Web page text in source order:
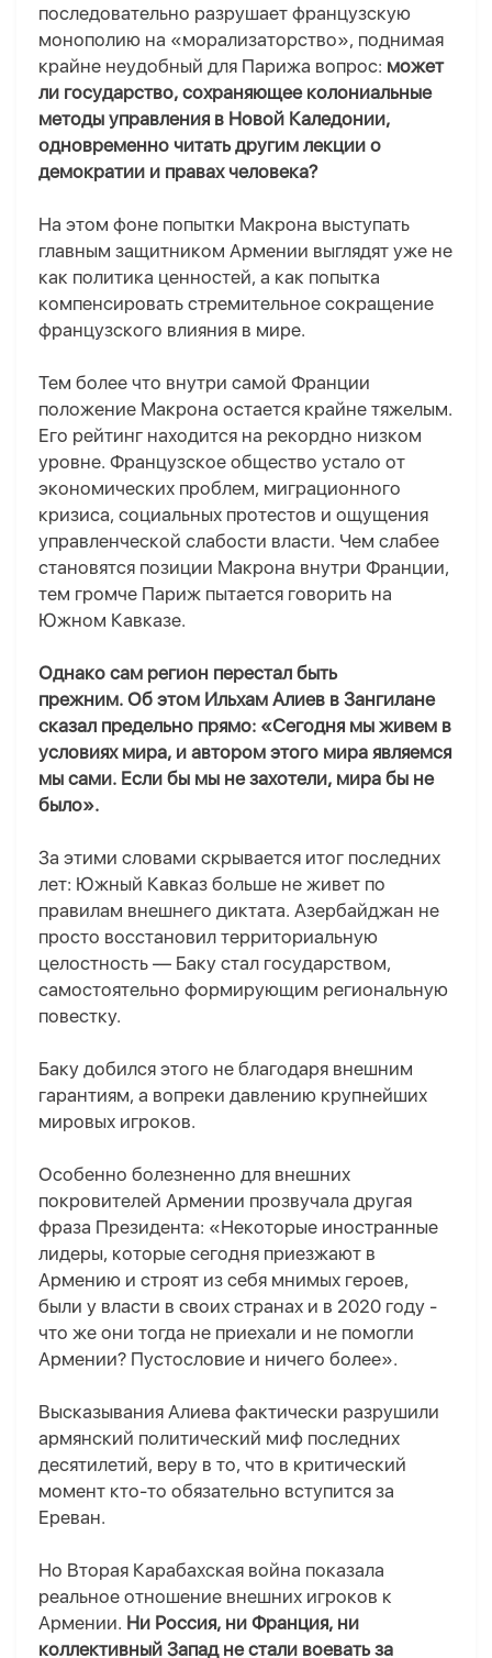
последовательно разрушает французскую
монополию на «морализаторство», поднимая
крайне неудобный для Парижа вопрос: может
ли государство, сохраняющее колониальные
методы управления в Новой Каледонии,
одновременно читать другим лекции о
демократии и правах человека?
На этом фоне попытки Макрона выступать
главным защитником Армении выглядят уже не
как политика ценностей, а как попытка
компенсировать стремительное сокращение
французского влияния в мире.
Тем более что внутри самой Франции
положение Макрона остается крайне тяжелым.
Его рейтинг находится на рекордно низком
уровне. Французское общество устало от
экономических проблем, миграционного
кризиса, социальных протестов и ощущения
управленческой слабости власти. Чем слабее
становятся позиции Макрона внутри Франции,
тем громче Париж пытается говорить на
Южном Кавказе.
Однако сам регион перестал быть
прежним. Об этом Ильхам Алиев в Зангилане
сказал предельно прямо: «Сегодня мы живем в
условиях мира, и автором этого мира являемся
мы сами. Если бы мы не захотели, мира бы не
было».
За этими словами скрывается итог последних
лет: Южный Кавказ больше не живет по
правилам внешнего диктата. Азербайджан не
просто восстановил территориальную
целостность — Баку стал государством,
самостоятельно формирующим региональную
повестку.
Баку добился этого не благодаря внешним
гарантиям, а вопреки давлению крупнейших
мировых игроков.
Особенно болезненно для внешних
покровителей Армении прозвучала другая
фраза Президента: «Некоторые иностранные
лидеры, которые сегодня приезжают в
Армению и строят из себя мнимых героев,
были у власти в своих странах и в 2020 году -
что же они тогда не приехали и не помогли
Армении? Пустословие и ничего более».
Высказывания Алиева фактически разрушили
армянский политический миф последних
десятилетий, веру в то, что в критический
момент кто-то обязательно вступится за
Ереван.
Но Вторая Карабахская война показала
реальное отношение внешних игроков к
Армении. Ни Россия, ни Франция, ни
коллективный Запад не стали воевать за